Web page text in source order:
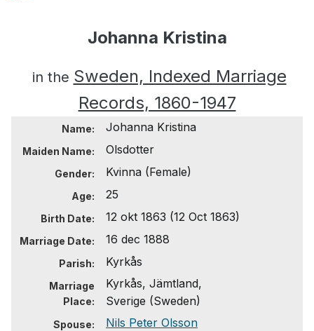
Johanna Kristina
in the Sweden, Indexed Marriage
Records, 1860-1947
Name: Johanna Kristina
Maiden Name: Olsdotter
Gender: Kvinna (Female)
Age: 25
Birth Date: 12 okt 1863 (12 Oct 1863)
Marriage Date: 16 dec 1888
Parish: Kyrkås
Marriage
Place:
Kyrkås, Jämtland,
Sverige (Sweden)
Spouse: Nils Peter Olsson